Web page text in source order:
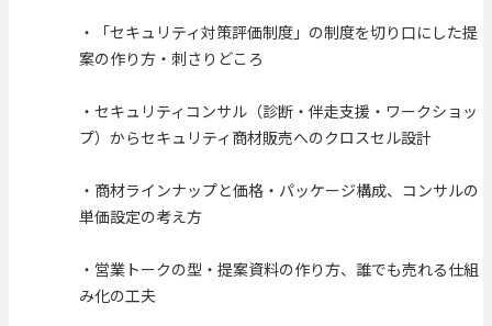
・「セキュリティ対策評価制度」の制度を切り口にした提
案の作り方・刺さりどころ
・セキュリティコンサル（診断・伴走支援・ワークショッ
プ）からセキュリティ商材販売へのクロスセル設計
・商材ラインナップと価格・パッケージ構成、コンサルの
単価設定の考え方
・営業トークの型・提案資料の作り方、誰でも売れる仕組
み化の工夫